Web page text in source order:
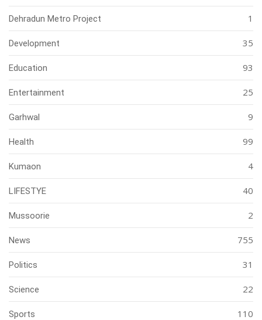
Dehradun Metro Project 1
Development 35
Education 93
Entertainment 25
Garhwal 9
Health 99
Kumaon 4
LIFESTYE 40
Mussoorie 2
News 755
Politics 31
Science 22
Sports 110